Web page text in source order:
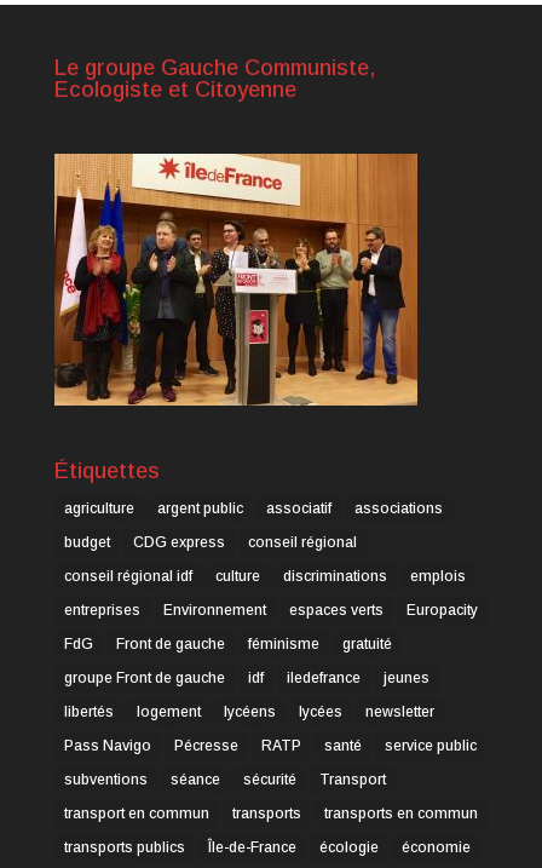
Le groupe Gauche Communiste,
Ecologiste et Citoyenne
Étiquettes
agriculture argent public associatif
associations
budget
CDG express
conseil régional
conseil régional idf
culture discriminations
emplois
entreprises
Environnement espaces verts
Europacity
FdG
Front de gauche féminisme
gratuité
groupe Front de gauche
idf iledefrance
jeunes
libertés
logement lycéens lycées
newsletter
Pass Navigo
Pécresse RATP santé
service public
subventions
séance sécurité
Transport
transport en commun
transports
transports en commun
transports publics
Île-de-France écologie économie